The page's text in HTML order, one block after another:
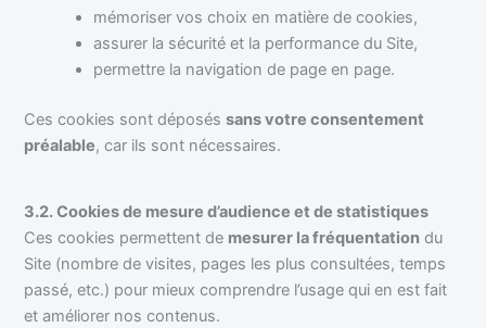
mémoriser vos choix en matière de cookies,
assurer la sécurité et la performance du Site,
permettre la navigation de page en page.
Ces cookies sont déposéssans votre consentement
préalable, car ils sont nécessaires.
3.2. Cookies de mesure d’audience et de statistiques
Ces cookies permettent de mesurer la fréquentation du
Site (nombre de visites, pages les plus consultées, temps
passé, etc.) pour mieux comprendre l’usage qui en est fait
et améliorer nos contenus.